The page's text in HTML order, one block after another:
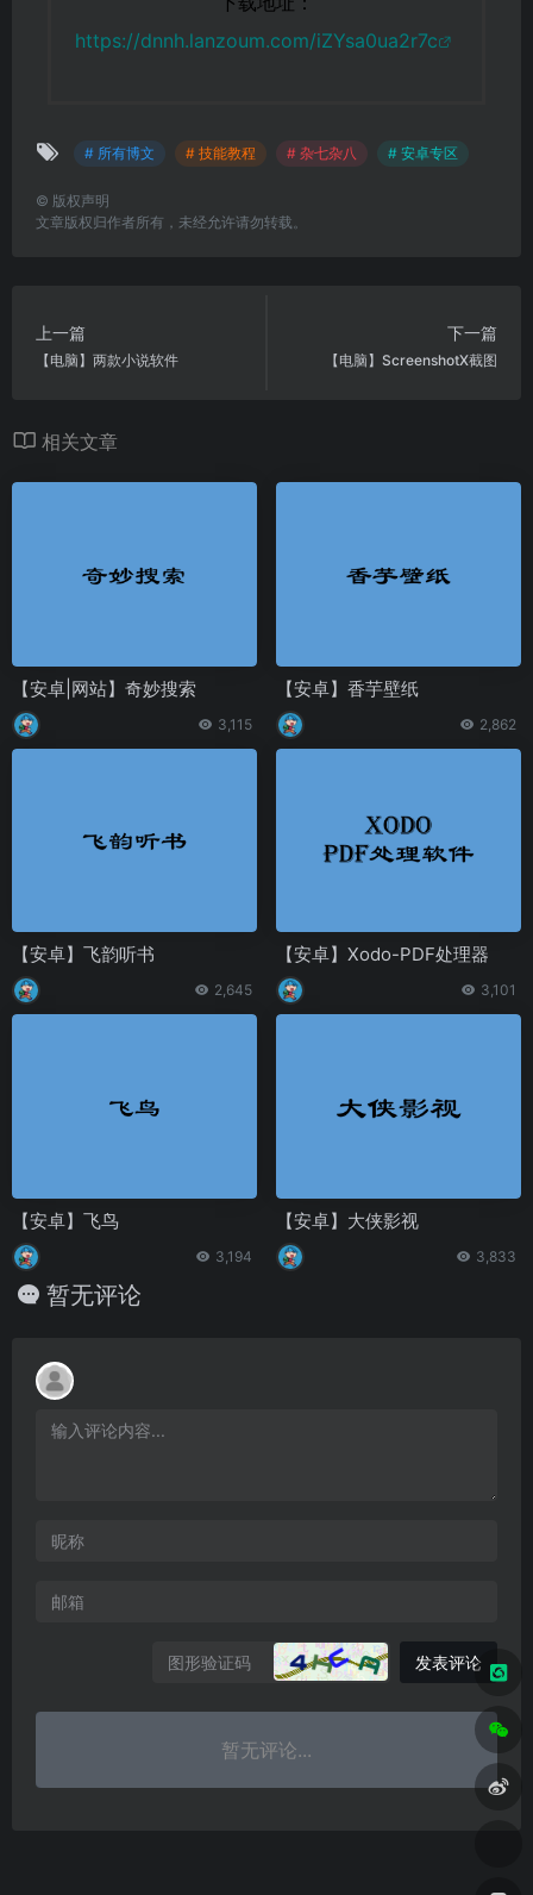
https://dnnh.lanzoum.com/iZYsa0ua2r7c
# 所有博文 # 技能教程 # 杂七杂八 # 安卓专区
© 版权声明
文章版权归作者所有，未经允许请勿转载。
上一篇
【电脑】两款小说软件
下一篇
【电脑】ScreenshotX截图
相关文章
【安卓|网站】奇妙搜索
3,115
【安卓】香芋壁纸
2,862
【安卓】飞韵听书
2,645
【安卓】Xodo-PDF处理器
3,101
【安卓】飞鸟
3,194
【安卓】大侠影视
3,833
暂无评论
发表评论
暂无评论...